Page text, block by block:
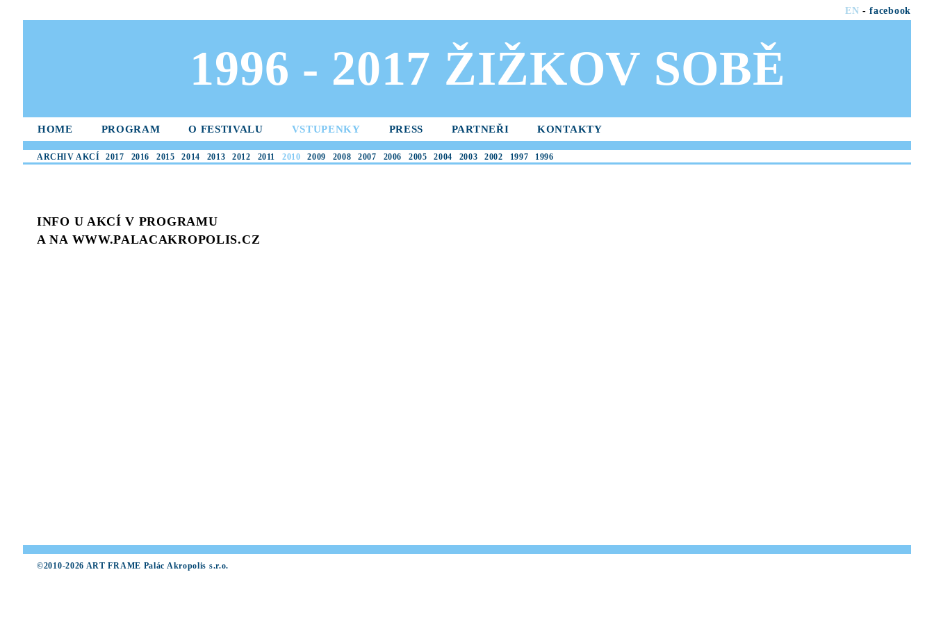
EN -facebook
1996 - 2017 ŽIŽKOV SOBĚ
HOME PROGRAM O FESTIVALU VSTUPENKY PRESS PARTNEŘI KONTAKTY
ARCHIV AKCÍ 2017 2016 2015 2014 2013 2012 2011 2010 2009 2008 2007 2006 2005 2004 2003 2002 1997 1996
INFO U AKCÍ V PROGRAMU
A NA WWW.PALACAKROPOLIS.CZ
©2010-2026 ART FRAME Palác Akropolis s.r.o.